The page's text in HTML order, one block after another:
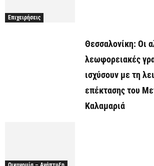
Επιχειρήσεις
Θεσσαλονίκη: Οι
λεωφορειακές
ισχύσουν με τη
επέκτασης του
Καλαμαριά